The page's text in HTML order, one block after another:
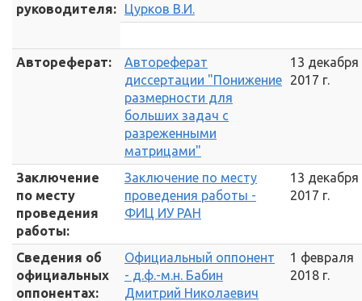
руководителя: Цурков В.И.
Автореферат:
Автореферат
диссертации "Понижение
размерности для
больших задач с
разреженными
матрицами"
13 декабря
2017 г.
Заключение
по месту
проведения
работы:
Заключение по месту
проведения работы -
ФИЦ ИУ РАН
13 декабря
2017 г.
Сведения об
официальных
оппонентах:
Официальный оппонент
- д.ф.-м.н. Бабин
Дмитрий Николаевич
1 февраля
2018 г.